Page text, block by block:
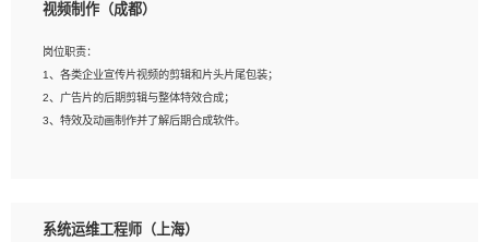
上；
3、想象力丰富, 有一定的艺术审美深度；
4、有良好的场景特效搭建功底；
5、熟悉 3Ds Max 或者 Maya；
6、有良好的沟通能力和团队合作意识；
视频制作（成都）
岗位职责：
1、各类企业宣传片视频的剪辑和片头片尾包装；
2、广告片的后期剪辑与整体特效合成；
3、特效及动画制作并了解后期合成软件。
2、熟练使用After Effect、Photo Shop、熟练掌握视频剪辑和特效包装软件；
系统运维工程师（上海）